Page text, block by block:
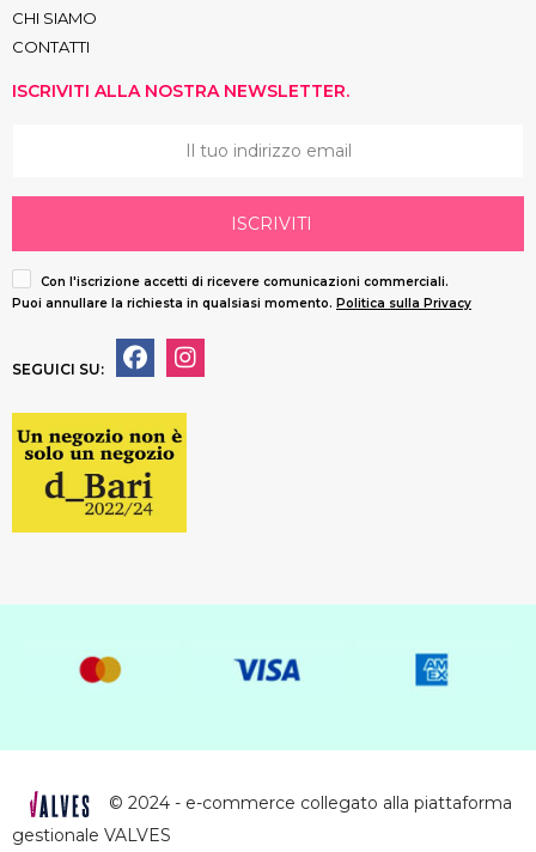
CHI SIAMO
CONTATTI
ISCRIVITI ALLA NOSTRA NEWSLETTER.
ISCRIVITI
Con l'iscrizione accetti di ricevere comunicazioni commerciali.
Puoi annullare la richiesta in qualsiasi momento. Politica sulla Privacy
SEGUICI SU:
© 2024 - e-commerce collegato alla piattaforma
gestionale VALVES